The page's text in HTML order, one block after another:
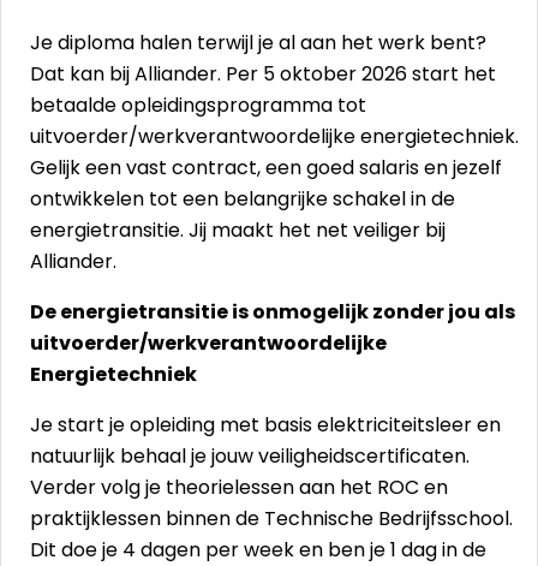
Je diploma halen terwijl je al aan het werk bent?
Dat kan bij Alliander. Per 5 oktober 2026 start het
betaalde opleidingsprogramma tot
uitvoerder/werkverantwoordelijke energietechniek.
Gelijk een vast contract, een goed salaris en jezelf
ontwikkelen tot een belangrijke schakel in de
energietransitie. Jij maakt het net veiliger bij
Alliander.
De energietransitie is onmogelijk zonder jou als
uitvoerder/werkverantwoordelijke
Energietechniek
Je start je opleiding met basis elektriciteitsleer en
natuurlijk behaal je jouw veiligheidscertificaten.
Verder volg je theorielessen aan het ROC en
praktijklessen binnen de Technische Bedrijfsschool.
Dit doe je 4 dagen per week en ben je 1 dag in de